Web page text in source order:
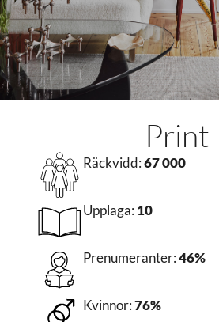
Print
Räckvidd:67 000
Upplaga: 10
Prenumeranter:46%
Kvinnor:76%